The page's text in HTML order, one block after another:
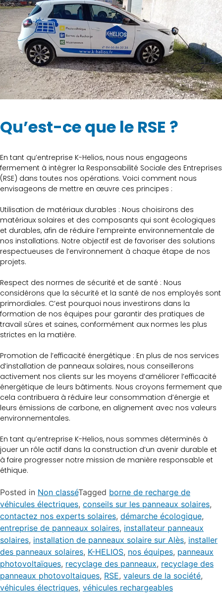
Qu’est-ce que le RSE ?
En tant qu’entreprise K-Helios, nous nous engageons
fermement à intégrer la Responsabilité Sociale des Entreprises
(RSE) dans toutes nos opérations. Voici comment nous
envisageons de mettre en œuvre ces principes :
Utilisation de matériaux durables : Nous choisirons des
matériaux solaires et des composants qui sont écologiques
et durables, afin de réduire l’empreinte environnementale de
nos installations. Notre objectif est de favoriser des solutions
respectueuses de l’environnement à chaque étape de nos
projets.
Respect des normes de sécurité et de santé : Nous
considérons que la sécurité et la santé de nos employés sont
primordiales. C’est pourquoi nous investirons dans la
formation de nos équipes pour garantir des pratiques de
travail sûres et saines, conformément aux normes les plus
strictes en la matière.
Promotion de l’efficacité énergétique : En plus de nos services
d’installation de panneaux solaires, nous conseillerons
activement nos clients sur les moyens d’améliorer l’efficacité
énergétique de leurs bâtiments. Nous croyons fermement que
cela contribuera à réduire leur consommation d’énergie et
leurs émissions de carbone, en alignement avec nos valeurs
environnementales.
En tant qu’entreprise K-Helios, nous sommes déterminés à
jouer un rôle actif dans la construction d’un avenir durable et
à faire progresser notre mission de manière responsable et
éthique.
Posted in Non classéTagged borne de recharge de
véhicules électriques, conseils sur les panneaux solaires,
contactez nos experts solaires, démarche écologique,
entreprise de panneaux solaires, installateur panneaux
solaires, installation de panneaux solaire sur Alès, installer
des panneaux solaires, K-HELIOS, nos équipes, panneaux
photovoltaïques, recyclage des panneaux, recyclage des
panneaux photovoltaiques, RSE, valeurs de la société,
véhicules électriques, véhicules rechargeables